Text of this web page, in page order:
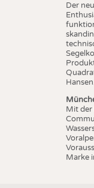
Der
Mit der
Marke